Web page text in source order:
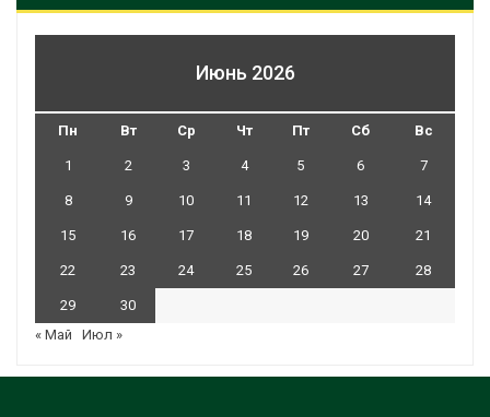
Июнь 2026
Пн Вт Ср Чт Пт Сб Вс
1 2 3 4 5 6 7
8 9 10 11 12 13 14
15 16 17 18 19 20 21
22 23 24 25 26 27 28
29
30
« Май
Июл »